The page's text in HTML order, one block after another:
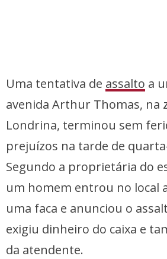
Uma tentativa de assalto a
avenida Arthur Thomas, na
Londrina, terminou sem
prejuízos na tarde de
Segundo a proprietária do
um homem entrou no local
uma faca e anunciou o
exigiu dinheiro do caixa e
da atendente.